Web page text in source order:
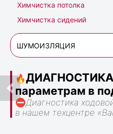
Химчистка потолка
Химчистка сидений
ШУМОИЗЛЯЦИЯ
🔥ДИАГНОСТИКА
параметрам в
⛔Диагностика
в нашем техцентре